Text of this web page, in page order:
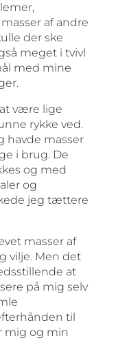
af andre
der ske
meget i tvivl
med mine
være lige
rykke ved.
havde masser
i brug. De
og med
og
jeg tættere
masser af
vilje. Men det
at
på mig selv
til
mig og min